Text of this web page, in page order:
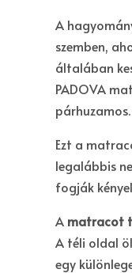
A
szemben,
általában
PADOVA
Ezt a
legalábbis
fogják
A matracot
A téli oldal
egy